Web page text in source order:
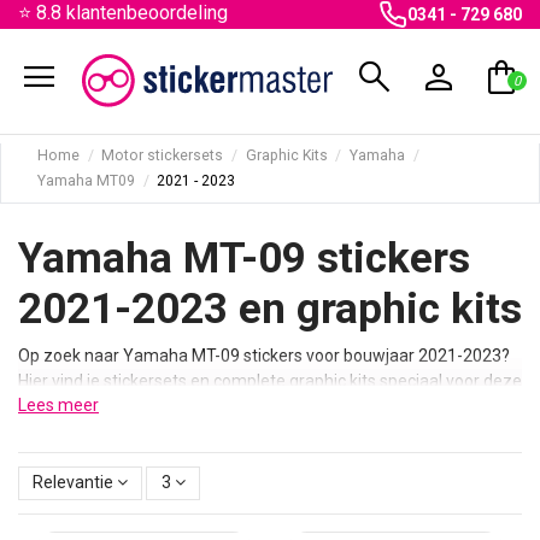
⭐ 8.8 klantenbeoordeling 0341 - 729 680
menu search person shopping_bag
0
Home Motor stickersets Graphic Kits
Yamaha
Yamaha MT09
2021 - 2023
Yamaha MT-09 stickers
2021-2023 en graphic kits
Op zoek naar Yamaha MT-09 stickers voor bouwjaar 2021-2023?
Hier vind je stickersets en complete graphic kits speciaal voor deze
nieuwste generatie. Perfect voor een moderne en agressieve
Hier vind je hoogwaardige Yamaha MT-09 stickers en complete
graphic kits voor modellen uit 2021 tot 2023. Deze sets zijn
ontworpen voor de nieuwste generatie MT-09 met een compleet
Lees meer
Relevantie 3